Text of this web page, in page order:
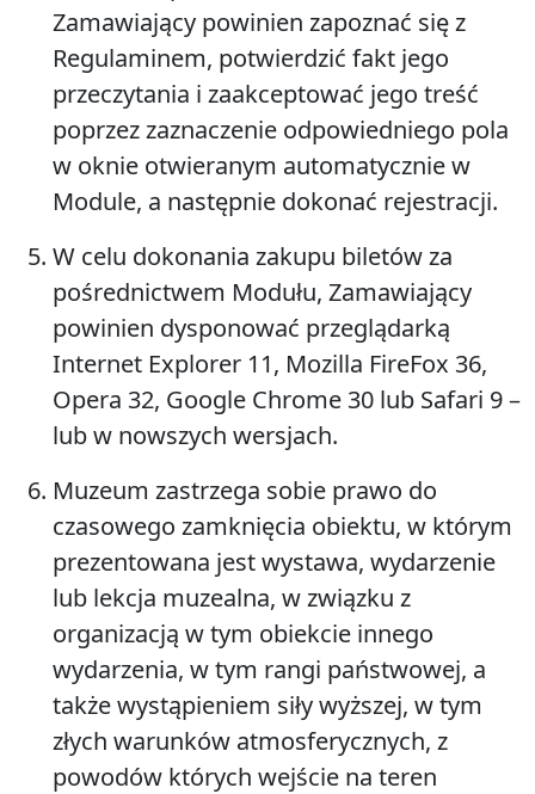
Zamawiający powinien zapoznać się z
Regulaminem, potwierdzić fakt jego
przeczytania i zaakceptować jego treść
poprzez zaznaczenie odpowiedniego pola
w oknie otwieranym automatycznie w
Module, a następnie dokonać rejestracji.
W celu dokonania zakupu biletów za
pośrednictwem Modułu, Zamawiający
powinien dysponować przeglądarką
Internet Explorer 11, Mozilla FireFox 36,
Opera 32, Google Chrome 30 lub Safari 9 –
lub w nowszych wersjach.
Muzeum zastrzega sobie prawo do
czasowego zamknięcia obiektu, w którym
prezentowana jest wystawa, wydarzenie
lub lekcja muzealna, w związku z
organizacją w tym obiekcie innego
wydarzenia, w tym rangi państwowej, a
także wystąpieniem siły wyższej, w tym
złych warunków atmosferycznych, z
powodów których wejście na teren